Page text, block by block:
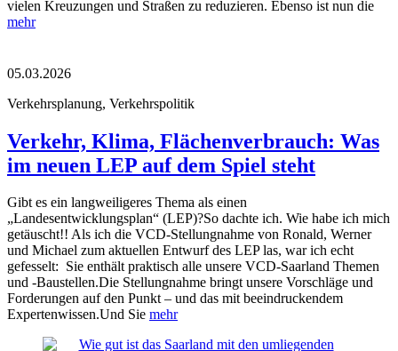
vielen Kreuzungen und Straßen zu reduzieren. Ebenso ist nun die
mehr
05.03.2026
Verkehrsplanung, Verkehrspolitik
Verkehr, Klima, Flächenverbrauch: Was
im neuen LEP auf dem Spiel steht
Gibt es ein langweiligeres Thema als einen
„Landesentwicklungsplan“ (LEP)?So dachte ich. Wie habe ich mich
getäuscht!! Als ich die VCD-Stellungnahme von Ronald, Werner
und Michael zum aktuellen Entwurf des LEP las, war ich echt
gefesselt: Sie enthält praktisch alle unsere VCD-Saarland Themen
und -Baustellen.Die Stellungnahme bringt unsere Vorschläge und
Forderungen auf den Punkt – und das mit beeindruckendem
Expertenwissen.Und Sie mehr